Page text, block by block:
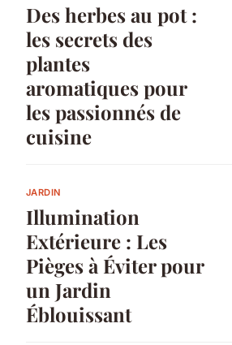
Des herbes au pot :
les secrets des
plantes
aromatiques pour
les passionnés de
cuisine
JARDIN
Illumination
Extérieure : Les
Pièges à Éviter pour
un Jardin
Éblouissant